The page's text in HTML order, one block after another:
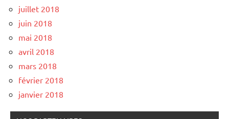
juillet 2018
juin 2018
mai 2018
avril 2018
mars 2018
février 2018
janvier 2018